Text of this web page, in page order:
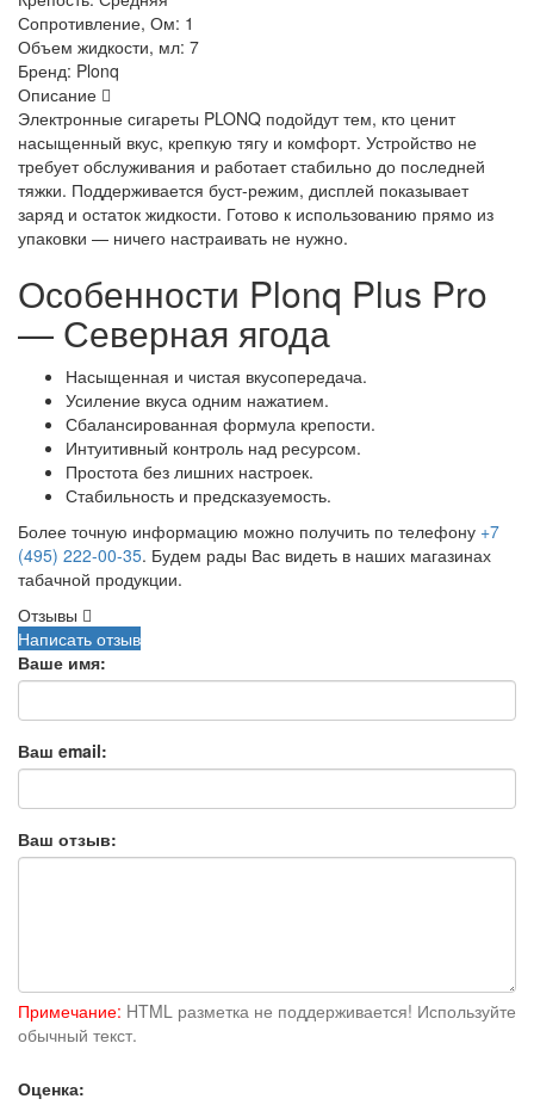
Сопротивление, Ом: 1
Объем жидкости, мл: 7
Бренд: Plonq
Описание
Электронные сигареты PLONQ подойдут тем, кто ценит
насыщенный вкус, крепкую тягу и комфорт. Устройство не
требует обслуживания и работает стабильно до последней
тяжки. Поддерживается буст-режим, дисплей показывает
заряд и остаток жидкости. Готово к использованию прямо из
упаковки — ничего настраивать не нужно.
Особенности Plonq Plus Pro
— Северная ягода
Насыщенная и чистая вкусопередача.
Усиление вкуса одним нажатием.
Сбалансированная формула крепости.
Интуитивный контроль над ресурсом.
Простота без лишних настроек.
Стабильность и предсказуемость.
Более точную информацию можно получить по телефону +7
(495) 222-00-35. Будем рады Вас видеть в наших магазинах
табачной продукции.
Отзывы
Написать отзыв
Ваше имя:
Ваш email:
Ваш отзыв:
Примечание: HTML разметка не поддерживается! Используйте
обычный текст.
Оценка: